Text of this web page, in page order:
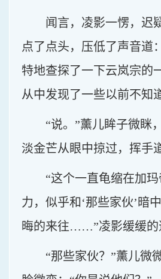
闻言，凌影一愣，迟
点了点头，压低了声音道
特地查探了一下云岚宗的
从中发现了一些以前不
“说。”薰儿眸子微眯
淡金芒从眼中掠过，挥手
“这个一直龟缩在加
力，似乎和‘那些家伙’暗
晦的来往……”凌影缓缓的
“那些家伙？”薰儿微